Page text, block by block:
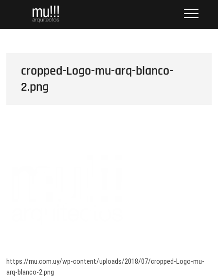
OFFICE OF ARCHITECTURE AND VISUALIZATION ///
OFICINA DE ARQUITECTURA Y VISUALIZACIÓN
cropped-Logo-mu-arq-blanco-
2.png
https://mu.com.uy/wp-content/uploads/2018/07/cropped-Logo-mu-
arq-blanco-2.png